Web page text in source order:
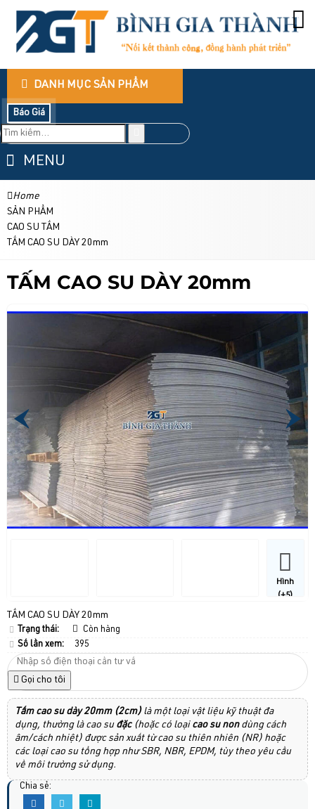
DANH MỤC SẢN PHẨM
Báo Giá
MENU
Home
SẢN PHẨM
CAO SU TẤM
TẤM CAO SU DÀY 20mm
TẤM CAO SU DÀY 20mm
Hình
(+5)
TẤM CAO SU DÀY 20mm
Trạng thái:
Còn hàng
Số lần xem:
395
Gọi cho tôi
Tấm cao su dày 20mm (2cm) là một loại vật liệu kỹ thuật đa
dụng, thường là cao su đặc (hoặc có loại cao su nondùng cách
âm/cách nhiệt) được sản xuất từ cao su thiên nhiên (NR) hoặc
các loại cao su tổng hợp như SBR, NBR, EPDM, tùy theo yêu cầu
về môi trường sử dụng.
Chia sẻ: